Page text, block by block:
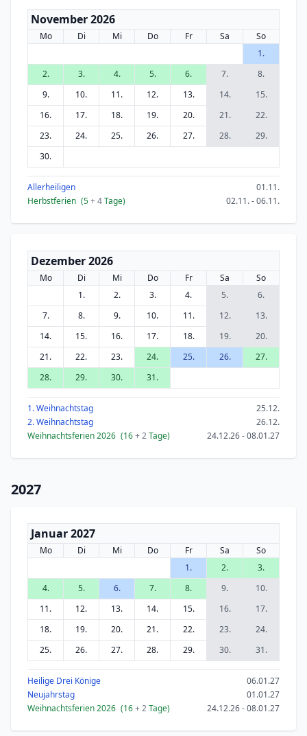
November 2026
Mo Di Mi Do Fr Sa
So
1.
2.
3. 4. 5. 6. 7.
8.
9.
10. 11. 12. 13. 14.
15.
16.
17. 18. 19. 20. 21.
22.
23.
24. 25. 26. 27. 28.
29.
30.
Allerheiligen
01.11.
Herbstferien (5+ 4Tage) 02.11. - 06.11.
Dezember 2026
Mo Di Mi Do Fr Sa
So
1.
2. 3. 4. 5.
6.
7.
8. 9. 10. 11. 12.
13.
14.
15. 16. 17. 18. 19.
20.
21.
22. 23. 24. 25. 26.
27.
28.
29. 30. 31.
1. Weihnachtstag
25.12.
2. Weihnachtstag
26.12.
Weihnachtsferien 2026 (16+ 2Tage) 24.12.26 - 08.01.27
2027
Januar 2027
Mo Di Mi Do Fr Sa
So
1.
2.
3.
4.
5. 6. 7. 8. 9.
10.
11.
12. 13. 14. 15. 16.
17.
18.
19. 20. 21. 22. 23.
24.
25.
26. 27. 28. 29. 30. 31.
Heilige Drei Könige
06.01.27
Neujahrstag
01.01.27
Weihnachtsferien 2026 (16+ 2Tage) 24.12.26 - 08.01.27